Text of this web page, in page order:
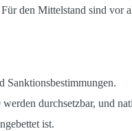
den Mittelstand sind vor
Sanktionsbestimmungen.
durchsetzbar, und
ist.